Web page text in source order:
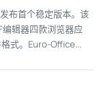
布首个稳定版本。该
辑器四款浏览器应
式。Euro-Office...